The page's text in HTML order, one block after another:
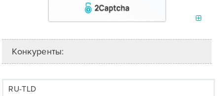
Конкуренты:
RU-TLD